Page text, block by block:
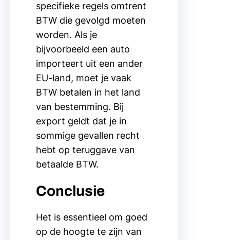
specifieke regels omtrent
BTW die gevolgd moeten
worden. Als je
bijvoorbeeld een auto
importeert uit een ander
EU-land, moet je vaak
BTW betalen in het land
van bestemming. Bij
export geldt dat je in
sommige gevallen recht
hebt op teruggave van
betaalde BTW.
Conclusie
Het is essentieel om goed
op de hoogte te zijn van